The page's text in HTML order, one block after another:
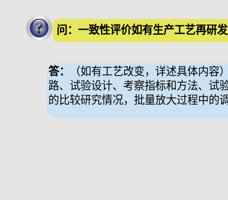
问：一致性评价如有生产工艺再研
答：
（如有工艺改变，详述具体内容
路、试验设计、考察指标和方法、试
的比较研究情况，批量放大过程中的